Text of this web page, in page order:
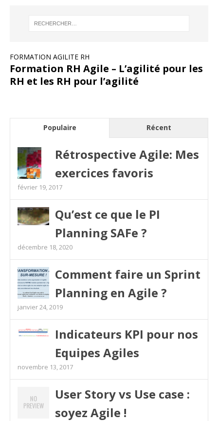
FORMATION AGILITE RH
Formation RH Agile – L’agilité pour les
RH et les RH pour l’agilité
Populaire Récent
Rétrospective Agile: Mes
exercices favoris
février 19, 2017
Qu’est ce que le PI
Planning SAFe ?
décembre 18, 2020
Comment faire un Sprint
Planning en Agile ?
janvier 24, 2019
Indicateurs KPI pour nos
Equipes Agiles
novembre 13, 2017
User Story vs Use case :
soyez Agile !